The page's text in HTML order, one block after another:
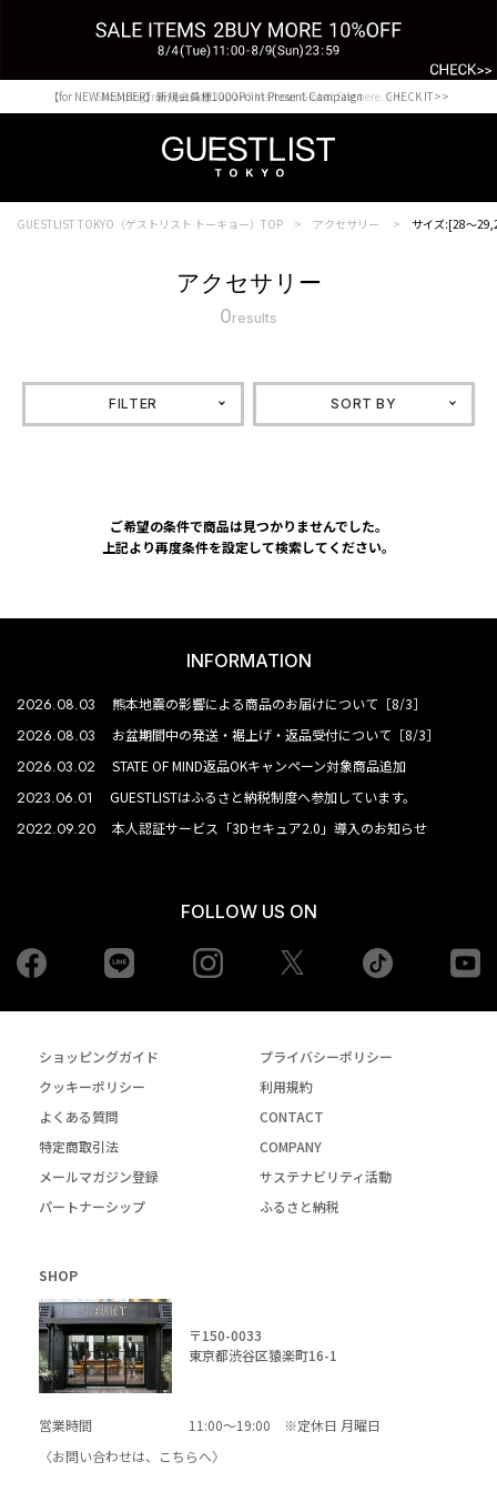
Shopping from outside Japan? Visit our Global Site here. >>
【for NEW MEMBER】新規会員様1000Point Present Campaign CHECK IT>>
GUESTLIST TOKYO（ゲストリスト トーキョー）TOP アクセサリー サイズ:[28～
アクセサリー
0results
FILTER SORT BY
ご希望の条件で商品は見つかりませんでした。
上記より再度条件を設定して検索してください。
INFORMATION
2026.08.03 熊本地震の影響による商品のお届けについて［8/3］
2026.08.03 お盆期間中の発送・裾上げ・返品受付について［8/3］
2026.03.02 STATE OF MIND返品OKキャンペーン対象商品追加
2023.06.01 GUESTLISTはふるさと納税制度へ参加しています。
2022.09.20 本人認証サービス「3Dセキュア2.0」導入のお知らせ
FOLLOW US ON
Facebook Instagram tiktok
ショッピングガイド
プライバシーポリシー
クッキーポリシー
利用規約
よくある質問
CONTACT
特定商取引法
COMPANY
メールマガジン登録
サステナビリティ活動
パートナーシップ
ふるさと納税
SHOP
〒150-0033
東京都渋谷区猿楽町16-1
営業時間
11:00～19:00 ※定休日 月曜日
〈お問い合わせは、
こちらへ〉